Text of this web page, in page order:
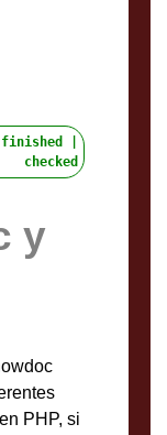
|
checked
y
PHP, si